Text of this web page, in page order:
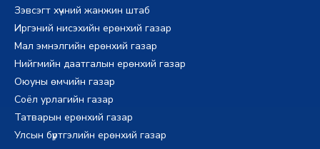
Зэвсэгт хүчний жанжин штаб
Иргэний нисэхийн ерөнхий газар
Мал эмнэлгийн ерөнхий газар
Нийгмийн даатгалын ерөнхий газар
Оюуны өмчийн газар
Соёл урлагийн газар
Татварын ерөнхий газар
Улсын бүртгэлийн ерөнхий газар